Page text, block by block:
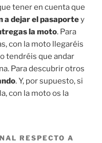
tener en cuenta que
a dejar el pasaportey
la moto. Para
con la moto llegaréis
tendréis que andar
Para descubrir otros
. Y, por supuesto, si
con la moto os la
RESPECTO A